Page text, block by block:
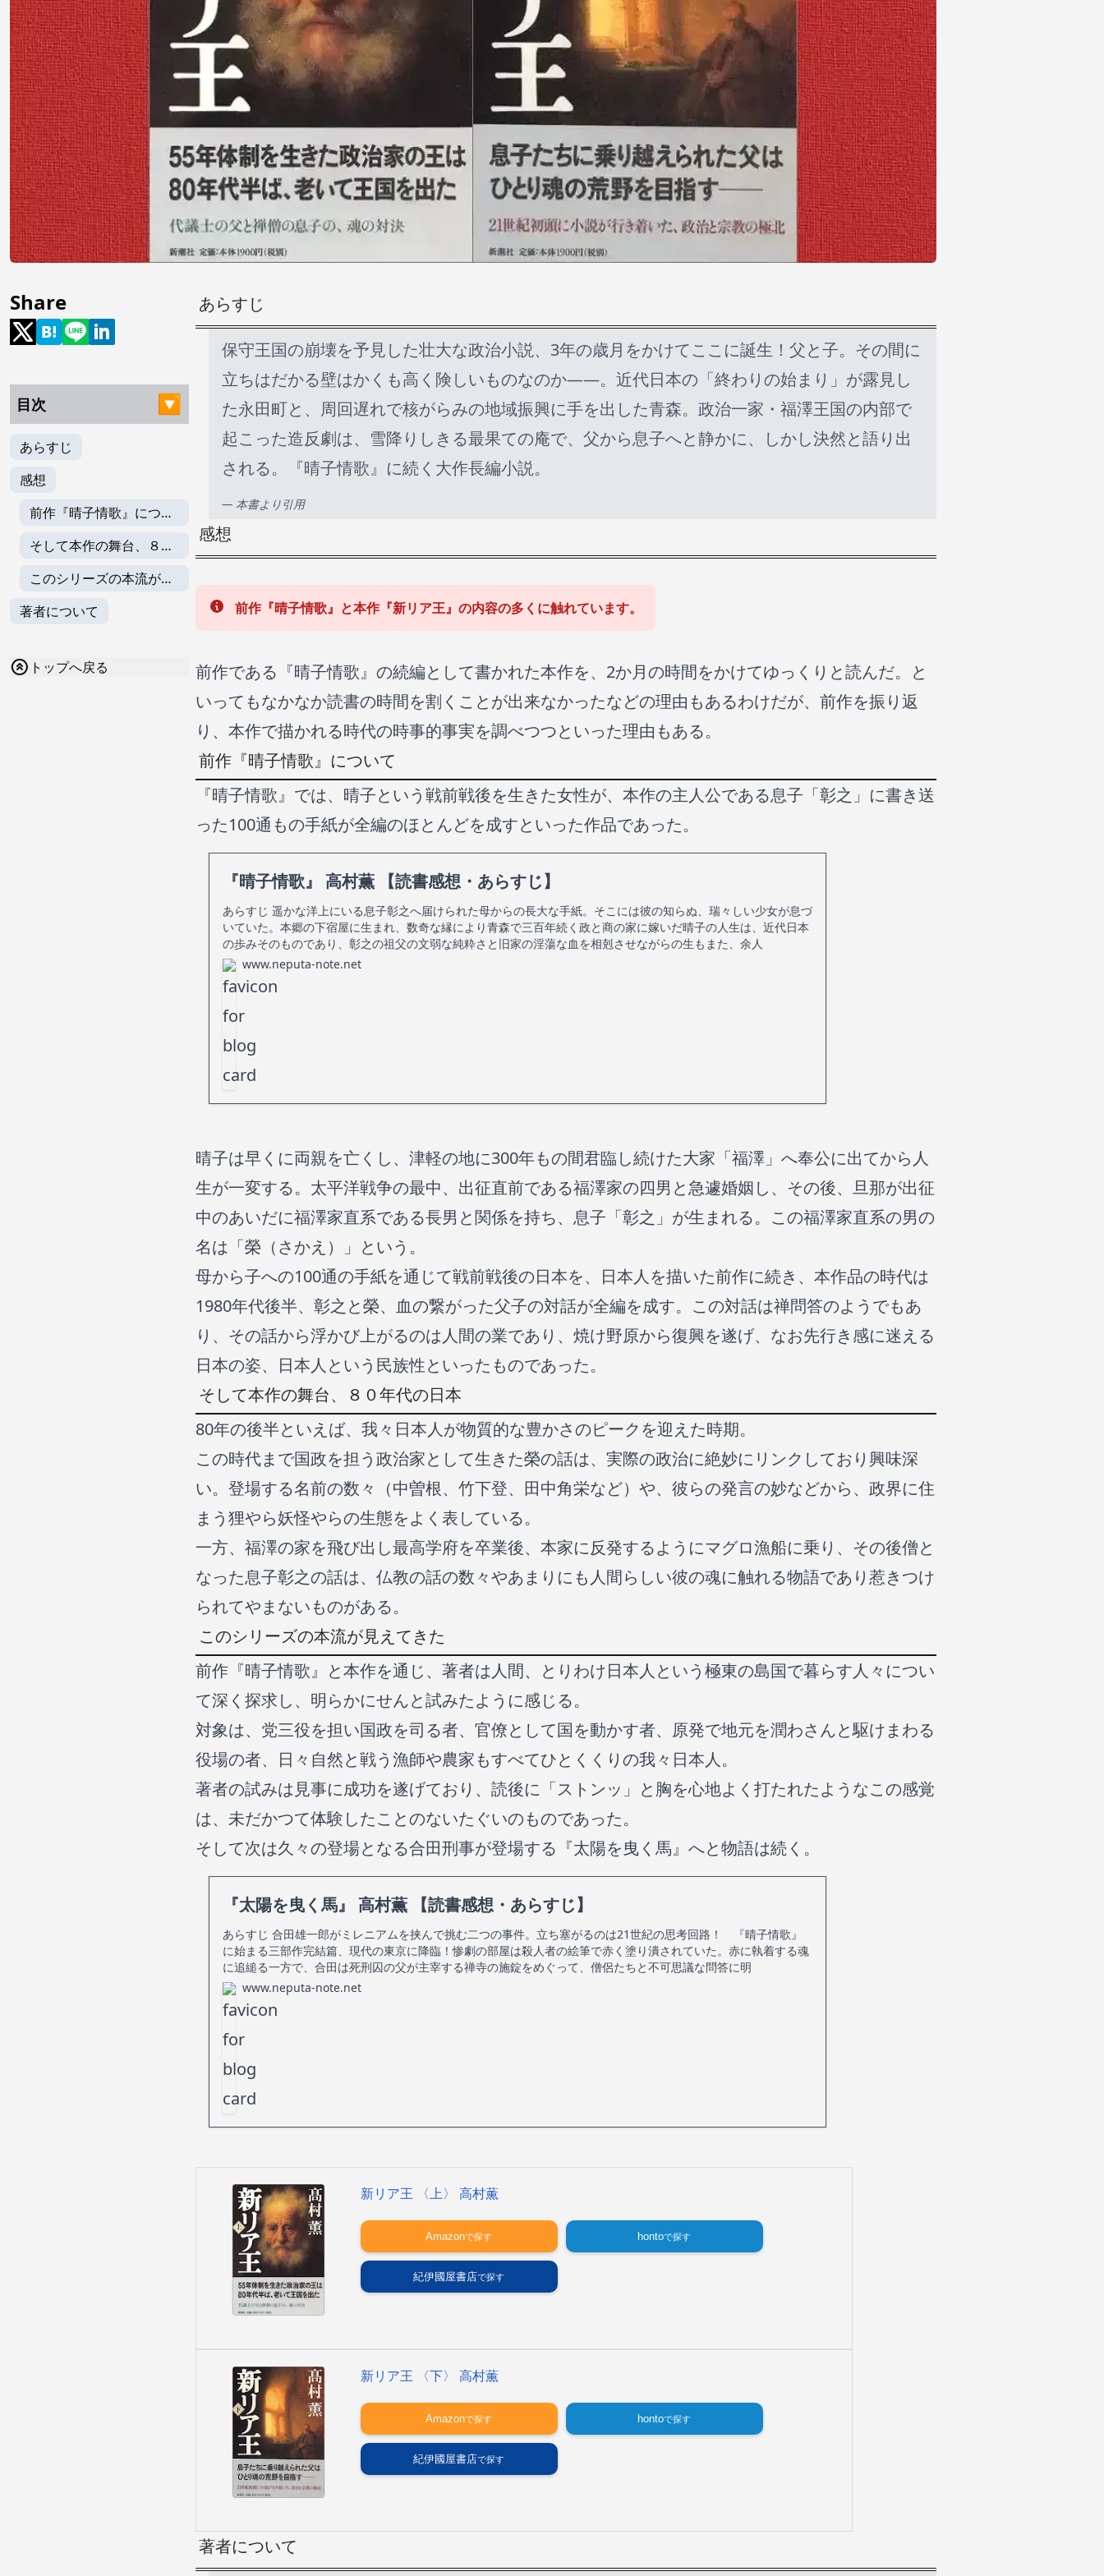
Share
目次
あらすじ
感想
前作『晴子情歌』につい
そして本作の舞台、８０
このシリーズの本流が見
著者について
トップへ戻る
あらすじ
保守王国の崩壊を予見した壮大な政治小説、3年の歳月をかけてここに誕生！父と子。その間に
立ちはだかる壁はかくも高く険しいものなのか――。近代日本の「終わりの始まり」が露見し
た永田町と、周回遅れで核がらみの地域振興に手を出した青森。政治一家・福澤王国の内部で
起こった造反劇は、雪降りしきる最果ての庵で、父から息子へと静かに、しかし決然と語り出
される。『晴子情歌』に続く大作長編小説。
— 本書より引用
感想
前作『晴子情歌』と本作『新リア王』の内容の多くに触れています。
前作である『晴子情歌』の続編として書かれた本作を、2か月の時間をかけてゆっくりと読んだ。と
いってもなかなか読書の時間を割くことが出来なかったなどの理由もあるわけだが、前作を振り返
り、本作で描かれる時代の時事的事実を調べつつといった理由もある。
前作『晴子情歌』について
『晴子情歌』では、晴子という戦前戦後を生きた女性が、本作の主人公である息子「彰之」に書き送
った100通もの手紙が全編のほとんどを成すといった作品であった。
『晴子情歌』 高村薫 【読書感想・あらすじ】
あらすじ 遥かな洋上にいる息子彰之へ届けられた母からの長大な手紙。そこには彼の知らぬ、瑞々しい少女が息づ
いていた。本郷の下宿屋に生まれ、数奇な縁により青森で三百年続く政と商の家に嫁いだ晴子の人生は、近代日本
の歩みそのものであり、彰之の祖父の文弱な純粋さと旧家の淫蕩な血を相剋させながらの生もまた、余人
www.neputa-note.net
晴子は早くに両親を亡くし、津軽の地に300年もの間君臨し続けた大家「福澤」へ奉公に出てから人
生が一変する。太平洋戦争の最中、出征直前である福澤家の四男と急遽婚姻し、その後、旦那が出征
中のあいだに福澤家直系である長男と関係を持ち、息子「彰之」が生まれる。この福澤家直系の男の
名は「榮（さかえ）」という。
母から子への100通の手紙を通じて戦前戦後の日本を、日本人を描いた前作に続き、本作品の時代は
1980年代後半、彰之と榮、血の繋がった父子の対話が全編を成す。この対話は禅問答のようでもあ
り、その話から浮かび上がるのは人間の業であり、焼け野原から復興を遂げ、なお先行き感に迷える
日本の姿、日本人という民族性といったものであった。
そして本作の舞台、８０年代の日本
80年の後半といえば、我々日本人が物質的な豊かさのピークを迎えた時期。
この時代まで国政を担う政治家として生きた榮の話は、実際の政治に絶妙にリンクしており興味深
い。登場する名前の数々（中曽根、竹下登、田中角栄など）や、彼らの発言の妙などから、政界に住
まう狸やら妖怪やらの生態をよく表している。
一方、福澤の家を飛び出し最高学府を卒業後、本家に反発するようにマグロ漁船に乗り、その後僧と
なった息子彰之の話は、仏教の話の数々やあまりにも人間らしい彼の魂に触れる物語であり惹きつけ
られてやまないものがある。
このシリーズの本流が見えてきた
前作『晴子情歌』と本作を通じ、著者は人間、とりわけ日本人という極東の島国で暮らす人々につい
て深く探求し、明らかにせんと試みたように感じる。
対象は、党三役を担い国政を司る者、官僚として国を動かす者、原発で地元を潤わさんと駆けまわる
役場の者、日々自然と戦う漁師や農家もすべてひとくくりの我々日本人。
著者の試みは見事に成功を遂げており、読後に「ストンッ」と胸を心地よく打たれたようなこの感覚
は、未だかつて体験したことのないたぐいのものであった。
そして次は久々の登場となる合田刑事が登場する『太陽を曳く馬』へと物語は続く。
『太陽を曳く馬』 高村薫 【読書感想・あらすじ】
あらすじ 合田雄一郎がミレニアムを挟んで挑む二つの事件。立ち塞がるのは21世紀の思考回路！ 『晴子情歌』
に始まる三部作完結篇、現代の東京に降臨！惨劇の部屋は殺人者の絵筆で赤く塗り潰されていた。赤に執着する魂
に追縋る一方で、合田は死刑囚の父が主宰する禅寺の施錠をめぐって、僧侶たちと不可思議な問答に明
www.neputa-note.net
新リア王 〈上〉 高村薫
Amazon honto
紀伊國屋書店
新リア王 〈下〉 高村薫
Amazon honto
紀伊國屋書店
著者について